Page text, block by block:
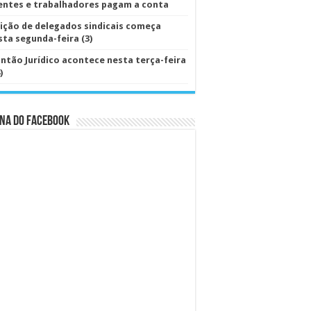
e trabalhadores pagam a conta
de delegados sindicais começa
segunda-feira (3)
Jurídico acontece nesta terça-feira
do Facebook